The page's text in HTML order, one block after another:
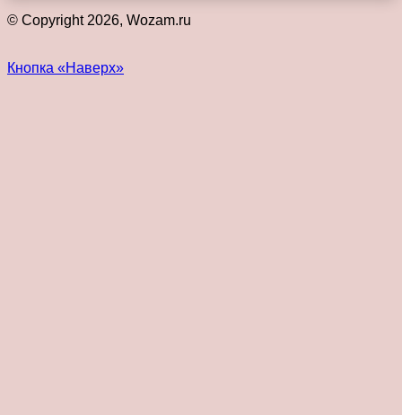
© Copyright 2026, Wozam.ru
Кнопка «Наверх»